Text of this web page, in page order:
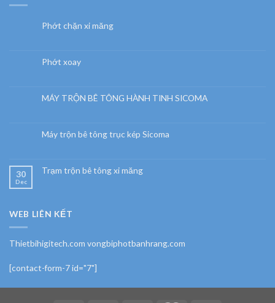
Phớt chặn xi măng
Phớt xoay
MÁY TRỘN BÊ TÔNG HÀNH TINH SICOMA
Máy trộn bê tông trục kép Sicoma
30
Dec
Trạm trộn bê tông xi măng
WEB LIÊN KẾT
Thietbihigitech.com vongbiphotbanhrang.com
[contact-form-7 id="7"]